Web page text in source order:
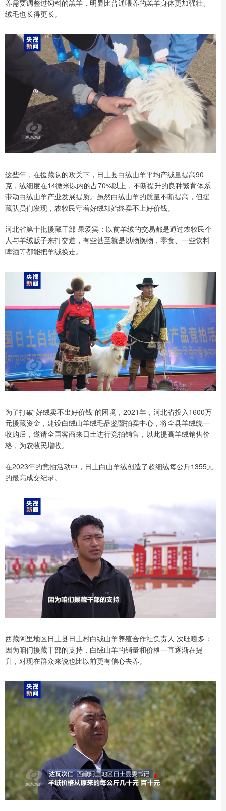
养需要调整过饲料的羔羊，明显比普通喂养的羔羊身体更加强壮、
绒毛也长得更长。
这些年，在援藏队的攻关下，日土县白绒山羊平均产绒量提高90
克，绒细度在14微米以内的占70%以上，不断提升的良种繁育体系
带动白绒山羊产业发展提质。虽然白绒山羊的质量不断提高，但援
藏队员们发现，农牧民守着好绒却始终卖不上好价钱。
河北省第十批援藏干部 果爱宾：以前羊绒的交易都是通过农牧民个
人与羊绒贩子来打交道，有些甚至就是以物换物，零食、一些饮料
啤酒等都能把羊绒换走。
为了打破“好绒卖不出好价钱”的困境，2021年，河北省投入1600万
元援藏资金，建设白绒山羊绒毛品鉴暨拍卖中心，将全县羊绒统一
收购后，邀请全国客商来日土进行竞拍销售，以此提高羊绒销售价
格，为农牧民增收。
在2023年的竞拍活动中，日土白山羊绒创造了超细绒每公斤1355元
的最高成交纪录。
西藏阿里地区日土县日土村白绒山羊养殖合作社负责人 次旺嘎多：
因为咱们援藏干部的支持，白绒山羊的销量和价格一直逐渐在提
升，对现在群众来说也比以前更有信心去养。